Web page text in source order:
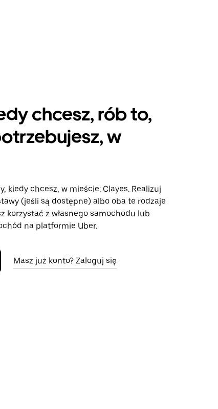
chcesz, rób to,
w
kiedy chcesz, w mieście: Clayes. Realizuj
(jeśli są dostępne) albo oba te rodzaje
korzystać z własnego samochodu lub
na platformie Uber.
Masz już konto? Zaloguj się